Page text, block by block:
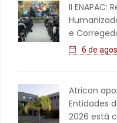
II ENAPAC:
e
6 de
Atricon
Entidades
2026 está